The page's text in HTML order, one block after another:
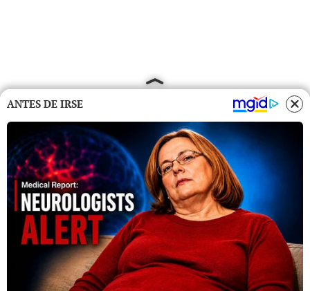
ANTES DE IRSE